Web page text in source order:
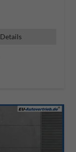
Details